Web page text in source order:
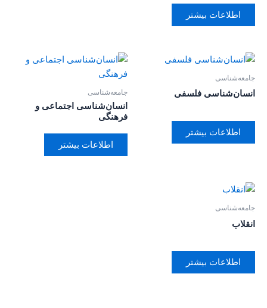
اطلاعات بیشتر
جامعه‌شناسی
انسان‌شناسی فلسفی
اطلاعات بیشتر
جامعه‌شناسی
انسان‌شناسی اجتماعی و
فرهنگی
اطلاعات بیشتر
جامعه‌شناسی
انقلاب
اطلاعات بیشتر